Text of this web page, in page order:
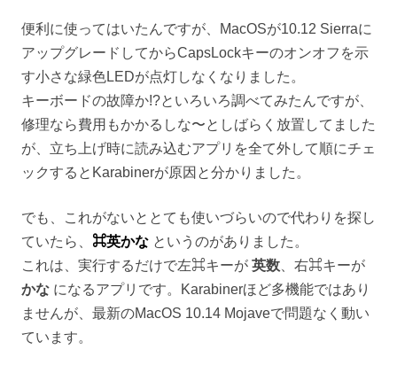
便利に使ってはいたんですが、MacOSが10.12 Sierraに
アップグレードしてからCapsLockキーのオンオフを示
す小さな緑色LEDが点灯しなくなりました。
キーボードの故障か!?といろいろ調べてみたんですが、
修理なら費用もかかるしな〜としばらく放置してました
が、立ち上げ時に読み込むアプリを全て外して順にチェ
ックするとKarabinerが原因と分かりました。
でも、これがないととても使いづらいので代わりを探し
ていたら、 ⌘英かな というのがありました。
これは、実行するだけで左⌘キーが 英数 、右⌘キーが
かな になるアプリです。Karabinerほど多機能ではあり
ませんが、最新のMacOS 10.14 Mojaveで問題なく動い
ています。